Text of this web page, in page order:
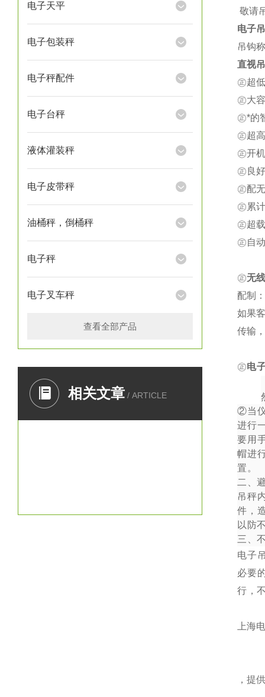
电子天平
电子包装秤
电子秤配件
电子台秤
液体灌装秤
电子皮带秤
油桶秤，倒桶秤
电子秤
电子叉车秤
查看全部产品
相关文章 / ARTICLE
敬请
电子
吊钩
直视
㊣超
㊣大
㊣*的
㊣超
㊣开
㊣良
㊣配
㊣累
㊣超
㊣自
㊣无
配制
如果
传输
㊣电
②当
进行
要用
帽进
置。
二、
吊秤
件，
以防
三、
电子
必要
行，
上海
，提